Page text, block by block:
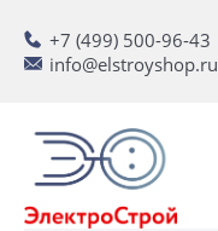
+7 (499) 500-96-43
info@elstroyshop.ru